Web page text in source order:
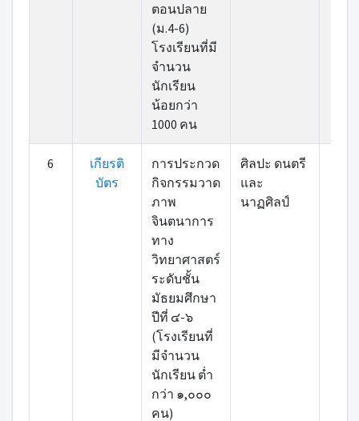
ตอนปลาย
(ม.4-6)
โรงเรียนที่มี
จำนวน
นักเรียน
น้อยกว่า
1000 คน
6
เกียรติ
บัตร
การประกวด
กิจกรรมวาด
ภาพ
จินตนาการ
ทาง
วิทยาศาสตร์
ระดับชั้น
มัธยมศึกษา
ปีที่ ๔-๖
(โรงเรียนที่
มีจำนวน
นักเรียน ต่ำ
กว่า ๑,๐๐๐
คน)
ศิลปะ ดนตรี
และ
นาฏศิลป์